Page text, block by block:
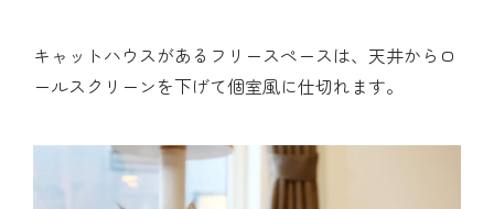
キャットハウスがあるフリースペースは、天井からロ
ールスクリーンを下げて個室風に仕切れます。